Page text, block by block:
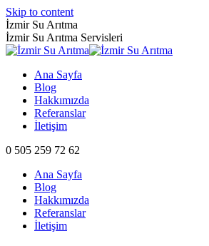
Skip to content
İzmir Su Arıtma
İzmir Su Arıtma Servisleri
Ana Sayfa
Blog
Hakkımızda
Referanslar
İletişim
0 505 259 72 62
Ana Sayfa
Blog
Hakkımızda
Referanslar
İletişim